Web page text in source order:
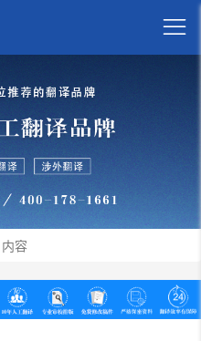

内容